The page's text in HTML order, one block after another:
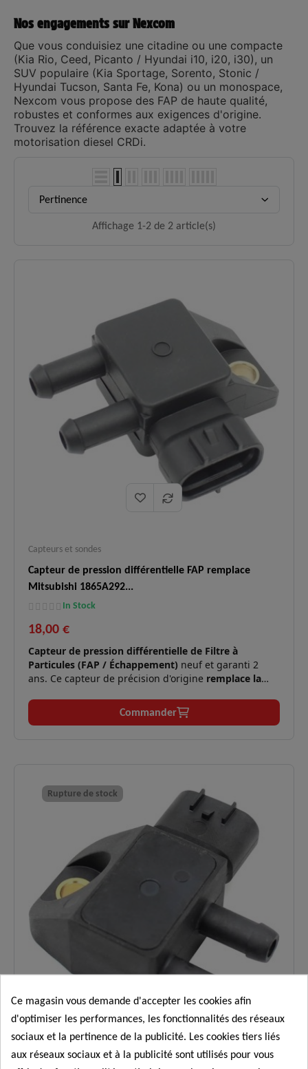
Nos engagements sur Nexcom
Que vous conduisiez une citadine ou une compacte
(Kia Rio, Ceed, Picanto / Hyundai i10, i20, i30), un
SUV populaire (Kia Sportage, Sorento, Stonic /
Hyundai Tucson, Santa Fe, Kona) ou un monospace,
Nexcom vous propose des FAP de haute qualité,
robustes et conformes aux exigences d'origine.
Trouvez la référence exacte adaptée à votre
motorisation diesel CRDi.
Pertinence
Affichage 1-2 de 2 article(s)
Capteurs et sondes
Capteur de pression différentielle FAP remplace
Mitsubishi 1865A292...
In Stock
18,00 €
Capteur de pression différentielle de Filtre à
Particules (FAP / Échappement) neuf et garanti 2
ans. Ce capteur de précision d'origine remplace la
équivalences constructeurs majeures
392102A800
Nissan / Infiniti 227711AT0A
DIG-T).
Alerte "FAP colmaté", voyant moteur
allumé, perte de puissance (mode
dégradé) ou cycles de régénération
automatique bloqués.
✅
Fiabilité
optimale
Analyse au millibar près l'écart de
pression des gaz pour guider les cycles
de nettoyage du filtre et protéger le
Logistique
En stock, expédition immédiate,
livraison express 48h.
Commander
Rupture de stock
Capteurs et sondes
Ce magasin vous demande d'accepter les cookies afin
d'optimiser les performances, les fonctionnalités des réseaux
sociaux et la pertinence de la publicité. Les cookies tiers liés
aux réseaux sociaux et à la publicité sont utilisés pour vous